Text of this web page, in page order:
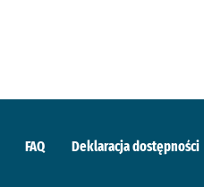
FAQ Deklaracja dostępności